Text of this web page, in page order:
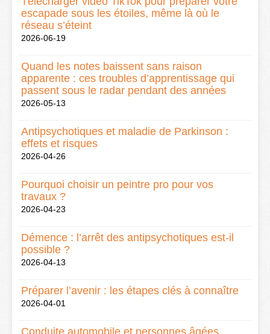
escapade sous les étoiles, même là où le
réseau s’éteint
2026-06-19
Quand les notes baissent sans raison
apparente : ces troubles d’apprentissage qui
passent sous le radar pendant des années
2026-05-13
Antipsychotiques et maladie de Parkinson :
effets et risques
2026-04-26
Pourquoi choisir un peintre pro pour vos
travaux ?
2026-04-23
Démence : l’arrêt des antipsychotiques est-il
possible ?
2026-04-13
Préparer l’avenir : les étapes clés à connaître
2026-04-01